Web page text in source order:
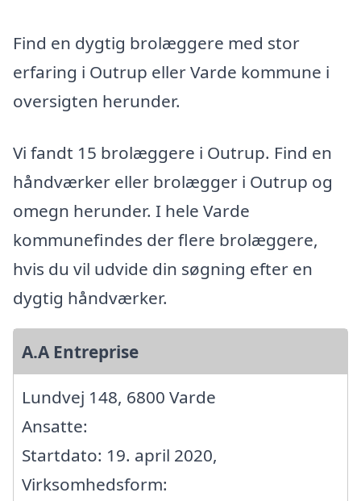
Find en dygtig brolæggere med stor
erfaring i Outrup eller Varde kommune i
oversigten herunder.
Vi fandt 15 brolæggere i Outrup. Find en
håndværker eller brolægger i Outrup og
omegn herunder. I hele Varde
kommunefindes der flere brolæggere,
hvis du vil udvide din søgning efter en
dygtig håndværker.
A.A Entreprise
Lundvej 148, 6800 Varde
Ansatte:
Startdato: 19. april 2020,
Virksomhedsform: